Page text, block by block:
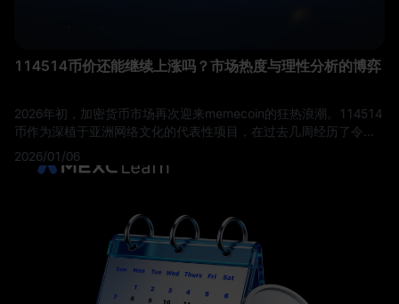
114514币价还能继续上涨吗？市场热度与理性分析的博弈
2026年初，加密货币市场再次迎来memecoin的狂热浪潮。114514
币作为深植于亚洲网络文化的代表性项目，在过去几周经历了令人
瞩目的价格波动。从1月初的低点至今，该代币价格已经上涨超过
300%，交易量激增，社交媒体讨论度持续攀升。这让许多投资者不
2026/01/06